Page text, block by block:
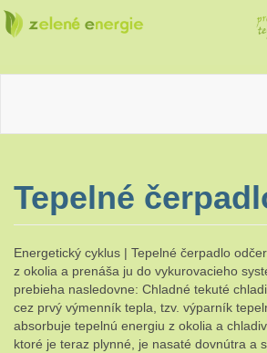
Zelené
energie
pre
a prírodu
Tepelné
Energetický cyklus | Tepelné čerpadlo
z okolia a prenáša ju do vykurovacieho
prebieha nasledovne: Chladné tekuté
cez prvý výmenník tepla, tzv. výparník
absorbuje tepelnú energiu z okolia a
ktoré je teraz plynné, je nasaté dovnútra a